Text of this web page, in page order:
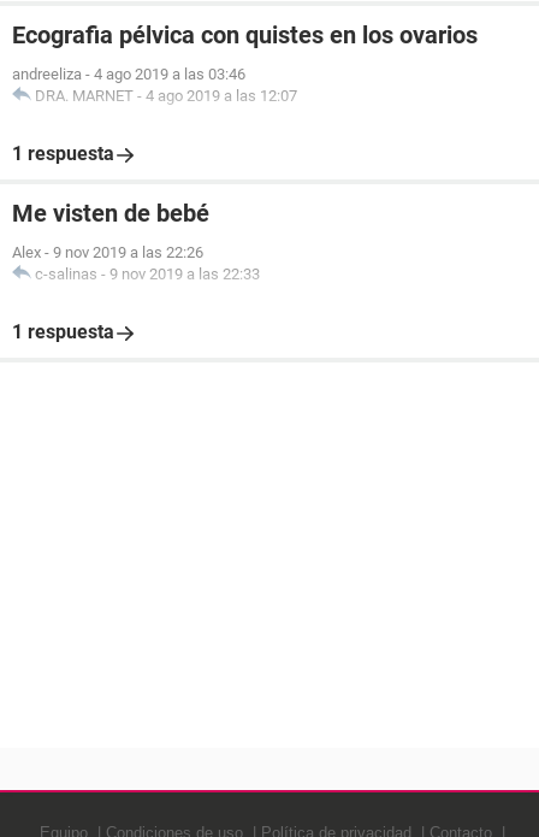
Ecografia pélvica con quistes en los ovarios
andreeliza - 4 ago 2019 a las 03:46
DRA. MARNET - 4 ago 2019 a las 12:07
1 respuesta
Me visten de bebé
Alex - 9 nov 2019 a las 22:26
c-salinas - 9 nov 2019 a las 22:33
1 respuesta
Equipo Condiciones de uso Política de privacidad Contacto